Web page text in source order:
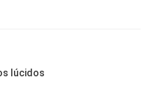
lúcidos